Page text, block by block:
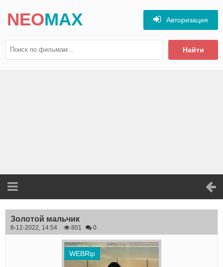
NEOMAX
Найти
Авторизация
Золотой мальчик
8-12-2022, 14:54 801 0
WEBRip